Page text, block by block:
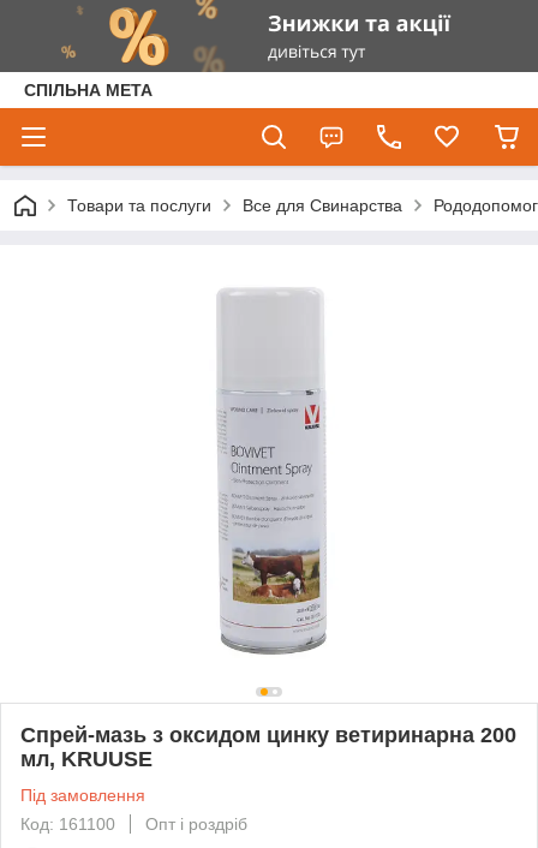
СПІЛЬНА МЕТА
Товари та послуги Все для Свинарства
Спрей-мазь з оксидом цинку ветиринарна 200
мл, KRUUSE
Під замовлення
Код: 161100
Опт і роздріб